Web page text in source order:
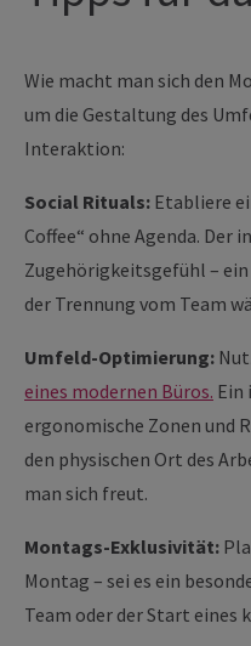
Wie macht man sich den
um die Gestaltung des
Interaktion:
Social Rituals: Etabliere
Coffee“ ohne Agenda.
Zugehörigkeitsgefühl –
der Trennung vom Team
Umfeld-Optimierung:
eines modernen Büros. Ein
ergonomische Zonen und
den physischen Ort des
man sich freut.
Montags-Exklusivität:
Montag – sei es ein
Team oder der Start eines